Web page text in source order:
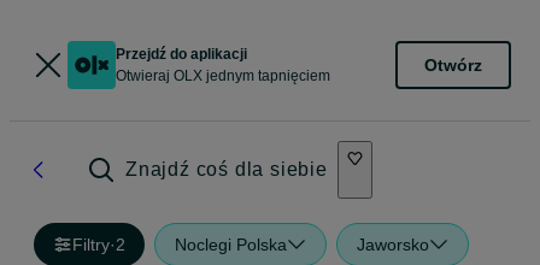
Przejdź do aplikacji
Otwieraj OLX jednym tapnięciem
Otwórz
Znajdź coś dla siebie
Filtry·2 Noclegi Polska Jaworsko